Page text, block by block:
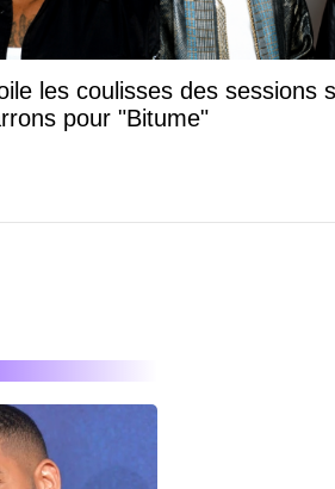
les coulisses des sessions
pour "Bitume"